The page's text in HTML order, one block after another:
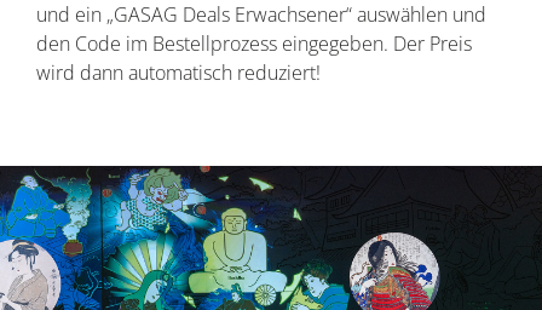
und ein „GASAG Deals Erwachsener“ auswählen und
den Code im Bestellprozess eingegeben. Der Preis
wird dann automatisch reduziert!